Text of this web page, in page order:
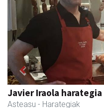
Javier Iraola harategia
Asteasu - Harategiak
Previous